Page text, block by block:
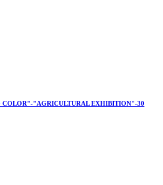
COLOR"-"AGRICULTURAL EXHIBITION"-30